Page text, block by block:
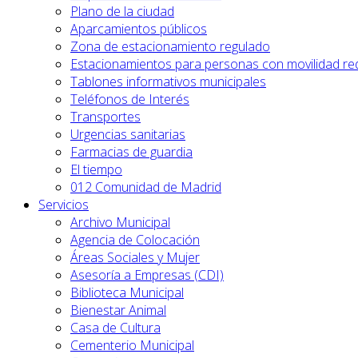
Plano de la ciudad
Aparcamientos públicos
Zona de estacionamiento regulado
Estacionamientos para personas con movilidad
Tablones informativos municipales
Teléfonos de Interés
Transportes
Urgencias sanitarias
Farmacias de guardia
El tiempo
012 Comunidad de Madrid
Servicios
Archivo Municipal
Agencia de Colocación
Áreas Sociales y Mujer
Asesoría a Empresas (CDI)
Biblioteca Municipal
Bienestar Animal
Casa de Cultura
Cementerio Municipal